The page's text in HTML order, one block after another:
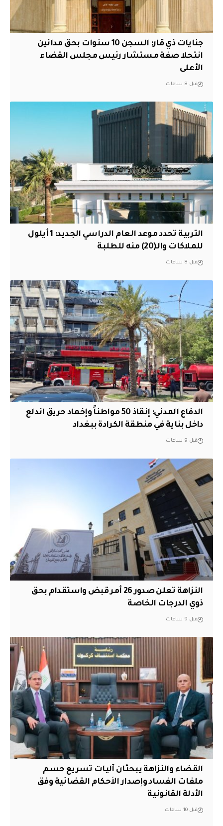
جنايات ذي قار: السجن 10 سنوات بحق مدانين
انتحلا صفة مستشار رئيس مجلس القضاء
الأعلى
قبل 8 ساعات
التربية تحدد موعد العام الدراسي الجديد: 1 أيلول
للملاكات والـ(20) منه للطلبة
قبل 8 ساعات
الدفاع المدني: إنقاذ 50 مواطناً وإخماد حريق اندلع
داخل بناية في منطقة الكرادة ببغداد
قبل 9 ساعات
النزاهة تعلن صدور 26 أمر قبض واستقدام بحق
ذوي الدرجات الخاصة
قبل 9 ساعات
القضاء والنزاهة يبحثان آليات تسريع حسم
ملفات الفساد وإصدار الأحكام القضائية وفق
الأدلة القانونية
قبل 10 ساعات